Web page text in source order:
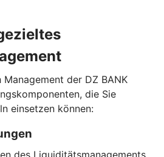
der DZ BANK
die Sie
einsetzen können: